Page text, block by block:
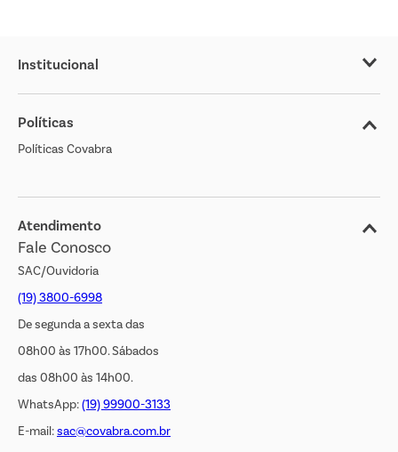
Institucional
Sobre o Covabra
Nossas Lojas
Cliente Bem Estar
Jornal de Ofertas
Transparência Salarial
Políticas
Políticas Covabra
Atendimento
Fale Conosco
SAC/Ouvidoria
(19) 3800-6998
De segunda a sexta das
08h00 às 17h00. Sábados
das 08h00 às 14h00.
WhatsApp:(19) 99900-3133
E-mail:sac@covabra.com.br